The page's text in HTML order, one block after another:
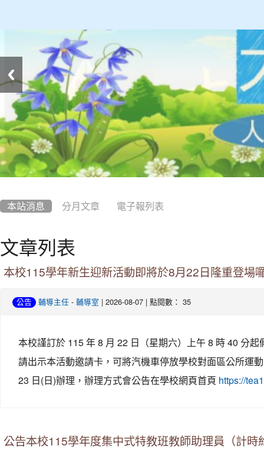
本站消息 分月文章 電子報列表
文章列表
本校115學年新生迎新活動即將於8月22日隆重登場
公告 輔導主任 - 輔導室 | 2026-08-07 | 點閱數： 35
本校謹訂於 115 年 8 月 22 日（星期六）上午 8 時 40 分
請出示本活動邀請卡，可將汽機車停放學校對面區公所運
23 日(日)辦理，辦理方式會公告在學校網頁首頁 https://
公告本校115學年度集中式特教班教師助理員（計